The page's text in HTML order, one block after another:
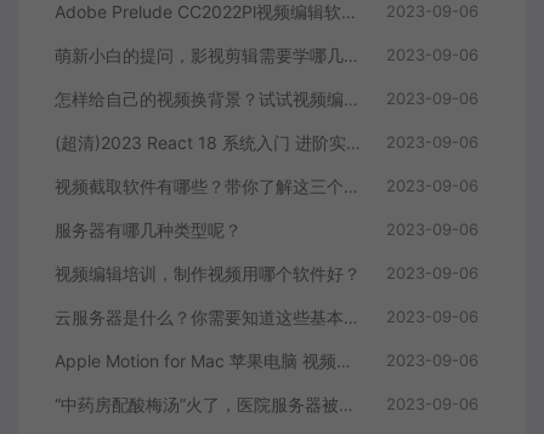
Adobe Prelude CC2022Pl视频编辑软件中文直装版 2023-09-06
萌新小白的提问，影视剪辑需要学哪几个软件？ 2023-09-06
怎样给自己的视频换背景？试试视频编辑软件 2023-09-06
(超清)2023 React 18 系统入门 进阶实战《欢乐购》 2023-09-06
视频截取软件有哪些？带你了解这三个视频编辑软件 2023-09-06
服务器有哪几种类型呢？ 2023-09-06
视频编辑培训，制作视频用哪个软件好？ 2023-09-06
云服务器是什么？你需要知道这些基本知识 2023-09-06
Apple Motion for Mac 苹果电脑 视频编辑软件 2023-09-06
“中药房配酸梅汤”火了，医院服务器被挤爆，网友：更适合中国宝宝体质 2023-09-06